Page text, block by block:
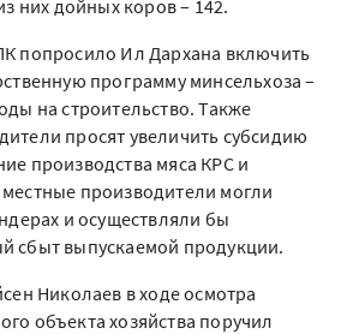
них дойных коров – 142.
попросило Ил Дархана включить
программу минсельхоза –
на строительство. Также
просят увеличить субсидию
производства мяса КРС и
производители могли
и осуществляли бы
сбыт выпускаемой продукции.
Николаев в ходе осмотра
объекта хозяйства поручил